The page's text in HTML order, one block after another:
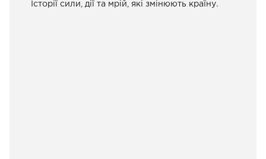
Історії сили, дії та мрій, які змінюють країну.